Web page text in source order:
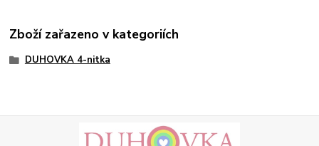
Zboží zařazeno v kategoriích
DUHOVKA 4-nitka